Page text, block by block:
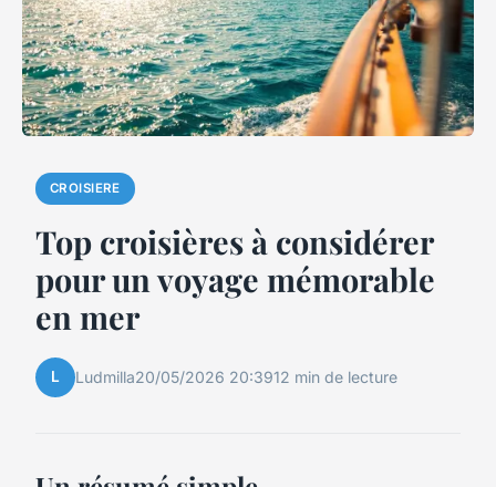
CROISIERE
Top croisières à considérer
pour un voyage mémorable
en mer
L Ludmilla20/05/2026 20:3912 min de lecture